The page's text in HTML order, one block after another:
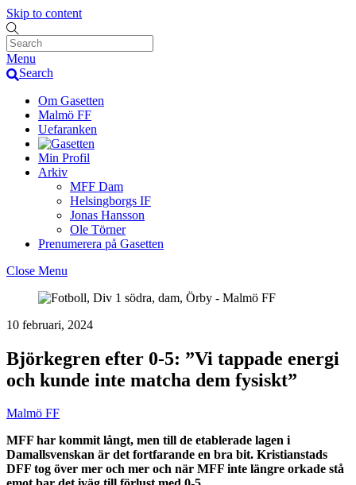
Skip to content
Menu
Search
Om Gasetten
Malmö FF
Uefaranken
Min Profil
Arkiv
MFF Dam
Helsingborgs IF
Jonas Hansson
Ole Törner
Prenumerera på Gasetten
Close Menu
10 februari, 2024
Björkegren efter 0-5: ”Vi tappade energi
och kunde inte matcha dem fysiskt”
Malmö FF
MFF har kommit långt, men till de etablerade lagen i
Damallsvenskan är det fortfarande en bra bit. Kristianstads
DFF tog över mer och mer och när MFF inte längre orkade stå